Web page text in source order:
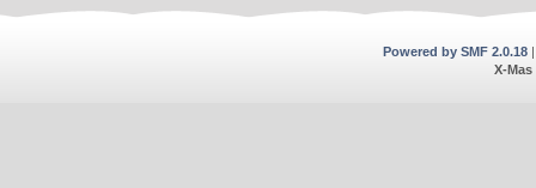
Powered by SMF 2.0.18
X-Mas